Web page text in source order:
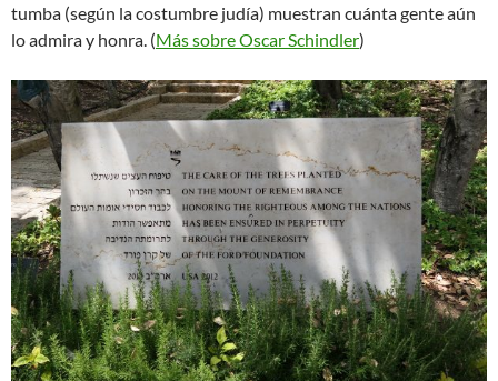
tumba (según la costumbre judía) muestran cuánta gente aún
lo admira y honra. (Más sobre Oscar Schindler)